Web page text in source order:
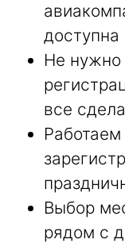
доступна
Не нужно
все
Работаем
Выбор
рядом с